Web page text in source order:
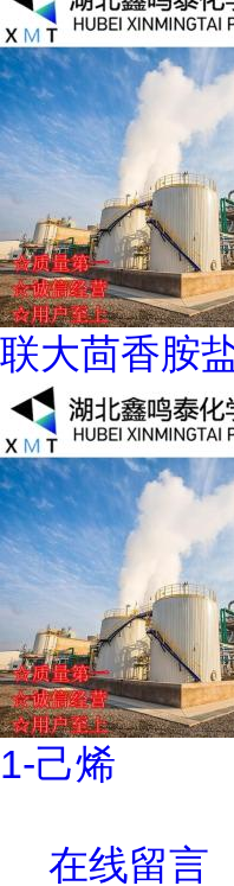
联大茴香胺
1-己烯
在线留言